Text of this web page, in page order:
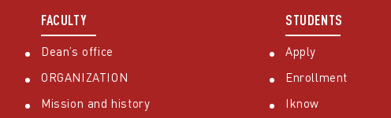
FACULTY
Dean’s office
ORGANIZATION
Mission and history
STUDENTS
Apply
Enrollment
Iknow